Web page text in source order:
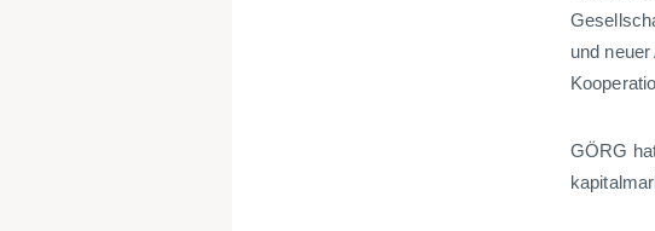
und
GÖRG